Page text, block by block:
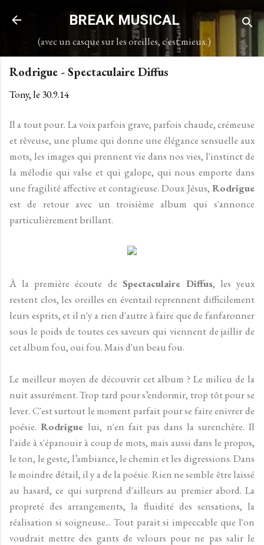
Accéder au contenu principal
BREAK MUSICAL
(avec un casque sur les oreilles, c'est mieux.)
Rodrigue - Spectaculaire Diffus
Tony, le 30.9.14
Il a tout pour. La voix parfois grave, parfois chaude, crémeuse
et rêveuse, une plume qui donne une élégance sensuelle aux
mots, les images qui prennent vie dans nos vies, l'instinct de
la mélodie qui valse et qui galope, qui nous emporte dans
une fragilité affective et contagieuse. Doux Jésus, Rodrigue
est de retour avec un troisième album qui s'annonce
particulièrement brillant.
À la première écoute de Spectaculaire Diffus, les yeux
restent clos, les oreilles en éventail reprennent difficilement
leurs esprits, et il n'y a rien d'autre à faire que de fanfaronner
sous le poids de toutes ces saveurs qui viennent de jaillir de
cet album fou, oui fou. Mais d'un beau fou.
Le meilleur moyen de découvrir cet album ? Le milieu de la
nuit assurément. Trop tard pour s’endormir, trop tôt pour se
lever. C'est surtout le moment parfait pour se faire enivrer de
poésie. Rodrigue lui, n'en fait pas dans la surenchère. Il
l'aide à s'épanouir à coup de mots, mais aussi dans le propos,
le ton, le geste, l’ambiance, le chemin et les digressions. Dans
le moindre détail, il y a de la poésie. Rien ne semble être laissé
au hasard, ce qui surprend d'ailleurs au premier abord. La
propreté des arrangements, la fluidité des sensations, la
réalisation si soigneuse... Tout parait si impeccable que l'on
voudrait mettre des gants de velours pour ne pas salir le